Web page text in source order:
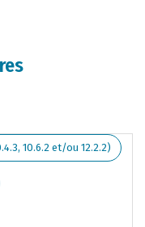
10.6.2 et/ou 12.2.2)